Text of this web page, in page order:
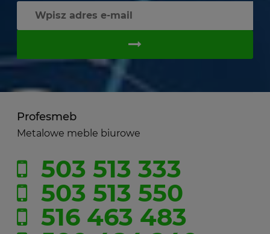
Profesmeb
Metalowe meble biurowe
503 513 333
503 513 550
516 463 483